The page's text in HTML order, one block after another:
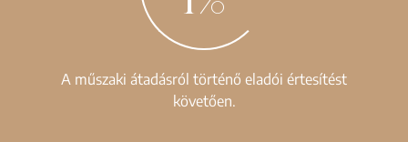
A műszaki átadásról történő eladói értesítést
követően.